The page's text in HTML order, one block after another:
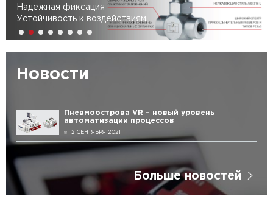
Надежная фиксация
Устойчивость к воздействиям
Новости
Пневмоострова VR – новый уровень
автоматизации процессов
2 СЕНТЯБРЯ 2021
Больше новостей